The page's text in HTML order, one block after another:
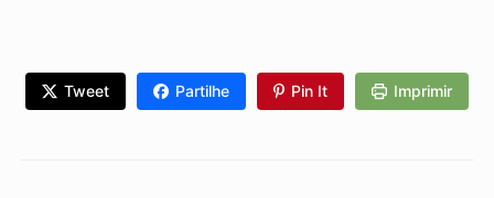
Tweet Partilhe Pin It Imprimir